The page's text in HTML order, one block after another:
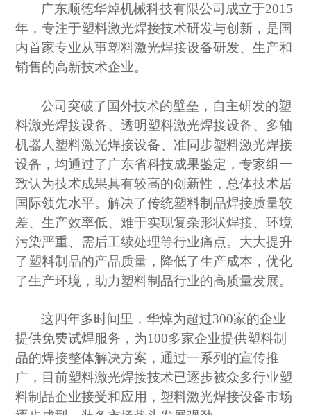
广东顺德华焯机械科技有限公司成立于2015
年，专注于塑料激光焊接技术研发与创新，是国
内首家专业从事塑料激光焊接设备研发、生产和
销售的高新技术企业。
公司突破了国外技术的壁垒， 自主研发的塑
料激光焊接设备、透明塑料激光焊接设备、多轴
机器人塑料激光焊接设备、准同步塑料激光焊接
设备，均通过了广东省科技成果鉴定，专家组一
致认为技术成果具有较高的创新性，总体技术居
国际领先水平。解决了传统塑料制品焊接质量较
差、生产效率低、难于实现复杂形状焊接、环境
污染严重、需后工续处理等行业痛点。大大提升
了塑料制品的产品质量，降低了生产成本，优化
了生产环境，助力塑料制品行业的高质量发展。
这四年多时间里，华焯为超过300家的企业
提供免费试焊服务，为100多家企业提供塑料制
品的焊接整体解决方案，通过一系列的宣传推
广，目前塑料激光焊接技术已逐步被众多行业塑
料制品企业接受和应用，塑料激光焊接设备市场